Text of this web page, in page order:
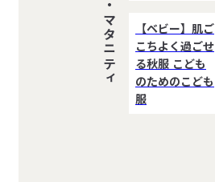
【ベビー】肌ご
こちよく過ごせ
る秋服 こども
のためのこども
服